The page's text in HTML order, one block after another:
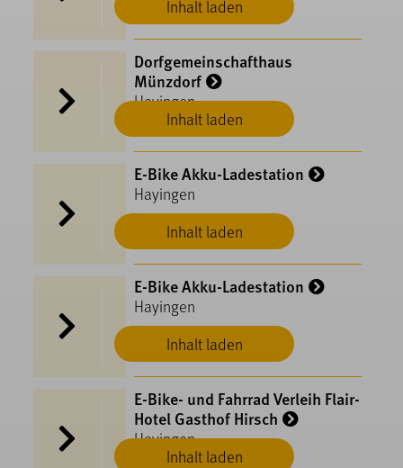
Inhalt laden
Inhalt laden
Dorfgemeinschafthaus
Münzdorf
Hayingen
Inhalt laden
E-Bike Akku-Ladestation
Hayingen
Inhalt laden
E-Bike Akku-Ladestation
Hayingen
Inhalt laden
E-Bike- und Fahrrad Verleih Flair-
Hotel Gasthof Hirsch
Hayingen